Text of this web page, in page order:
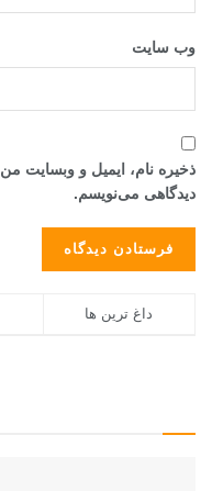
وب‌ سایت
ذخیره نام، ایمیل و وبسایت
دیدگاهی می‌نویسم.
داغ ترین ها